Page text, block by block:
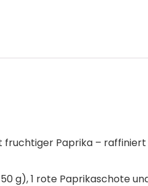
fruchtiger Paprika –
g), 1 rote Paprikaschote